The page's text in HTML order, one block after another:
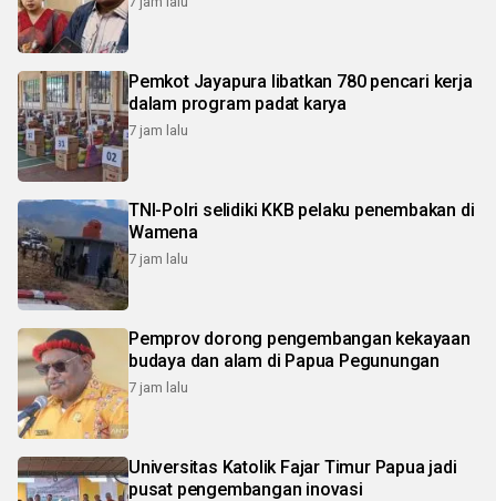
Pemkot Jayapura libatkan 780 pencari kerja
dalam program padat karya
7 jam lalu
TNI-Polri selidiki KKB pelaku penembakan di
Wamena
7 jam lalu
Pemprov dorong pengembangan kekayaan
budaya dan alam di Papua Pegunungan
7 jam lalu
Universitas Katolik Fajar Timur Papua jadi
pusat pengembangan inovasi